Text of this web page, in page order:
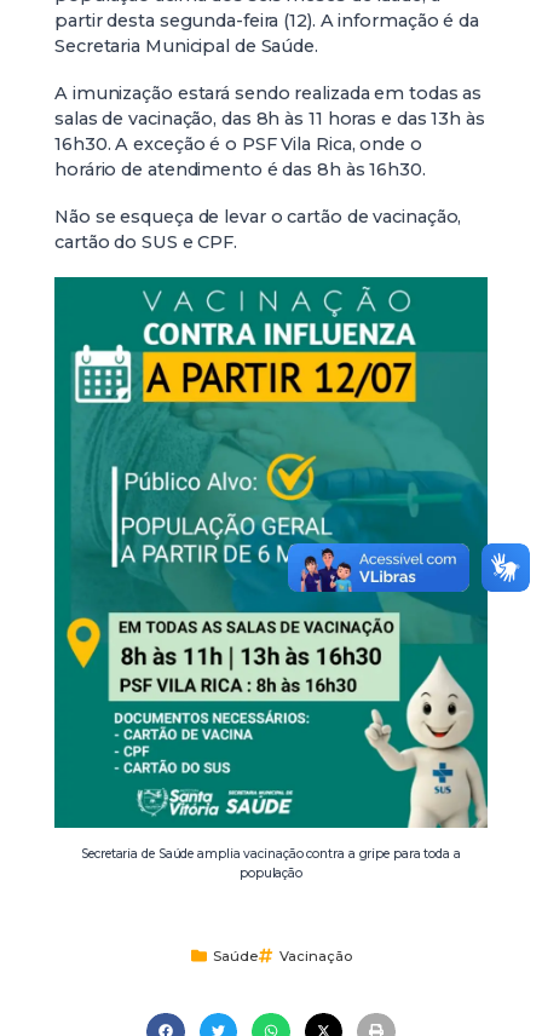
partir desta segunda-feira (12). A informação é da
Secretaria Municipal de Saúde.
A imunização estará sendo realizada em todas as
salas de vacinação, das 8h às 11 horas e das 13h às
16h30. A exceção é o PSF Vila Rica, onde o
horário de atendimento é das 8h às 16h30.
Não se esqueça de levar o cartão de vacinação,
cartão do SUS e CPF.
Secretaria de Saúde amplia vacinação contra a gripe para toda a
população
Saúde Vacinação